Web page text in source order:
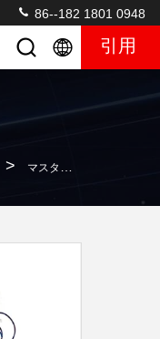
86--182 1801 0948
引用
> マスター・オブ・ザ・ディープ IGS メインボード GP1 メインボード 販売